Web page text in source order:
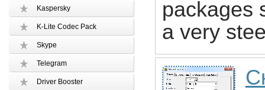
Kaspersky
K-Lite Codec Pack
Skype
Telegram
Driver Booster
packages
a very